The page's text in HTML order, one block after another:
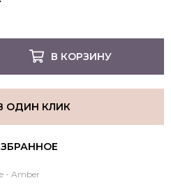
В КОРЗИНУ
ОДИН КЛИК
- Amber